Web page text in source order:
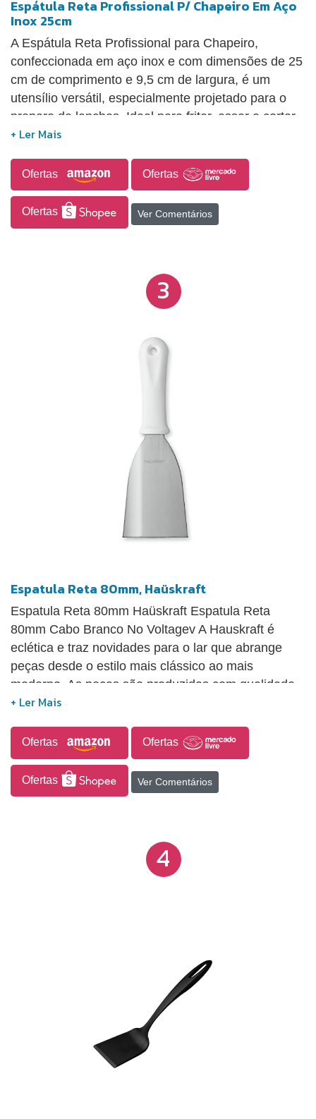
Espátula Reta Profissional P/ Chapeiro Em Aço
Inox 25cm
A Espátula Reta Profissional para Chapeiro,
confeccionada em aço inox e com dimensões de 25
cm de comprimento e 9,5 cm de largura, é um
utensílio versátil, especialmente projetado para o
preparo de lanches. Ideal para fritar, assar e cortar
diversos alimentos, proporciona conforto,
sua ponta fina facilita o deslizamento e a espátula é
eficaz na raspagem da chapa, permitindo a
remoção de resíduos de carne. O cabo em
polipropileno conta com proteção antibacteriana,
Ofertas Ofertas
Ofertas Ver Comentários
3
Espatula Reta 80mm, Haüskraft
Espatula Reta 80mm Haüskraft Espatula Reta
80mm Cabo Branco No Voltagev A Hauskraft é
eclética e traz novidades para o lar que abrange
peças desde o estilo mais clássico ao mais
moderno. As peças são produzidas com qualidade
superior para atender o público mais exigente. A
alimentos com mais facilidade. Prática e perfeita
para fazer parte dos utensílios da sua cozinha.
Ofertas Ofertas
Ofertas Ver Comentários
4